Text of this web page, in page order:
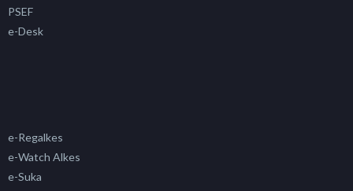
PSEF
e-Desk
e-Regalkes
e-Watch Alkes
e-Suka